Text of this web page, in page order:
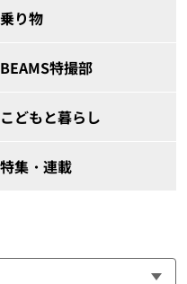
乗り物
BEAMS特撮部
こどもと暮らし
特集・連載